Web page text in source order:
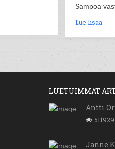
Sampoa
Lue lisää
LUETUIMMAT
Antti
511929
Janne